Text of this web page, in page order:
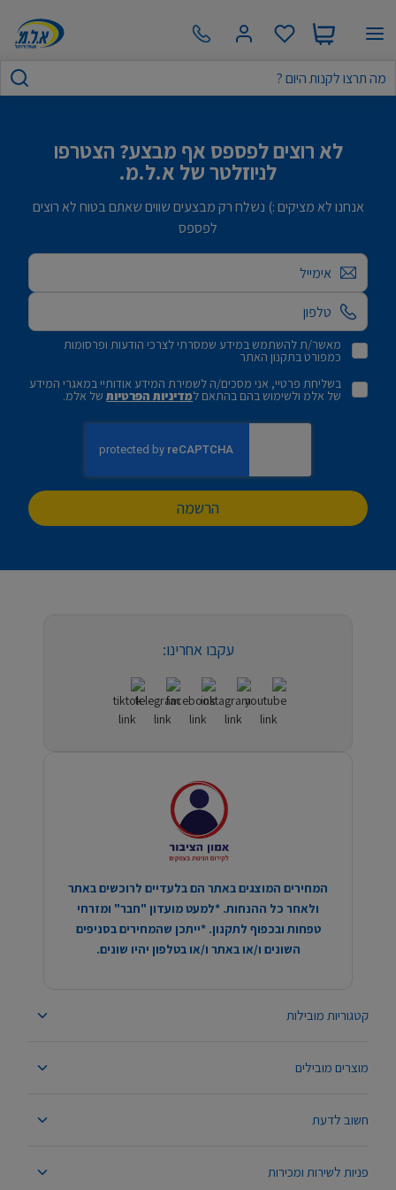
לא רוצים לפספס אף מבצע? הצטרפו
לניוזלטר של א.ל.מ.
אנחנו לא מציקים :) נשלח רק מבצעים שווים שאתם בטוח לא רוצים
לפספס
אימייל
מאשר/ת להשתמש במידע שמסרתי לצרכי הודעות ופרסומות
כמפורט בתקנון האתר
בשליחת פרטיי, אני מסכים/ה לשמירת המידע אודותיי במאגרי המידע
של אלמ ולשימוש בהם בהתאם למדיניות הפרטיותשל אלמ.
הרשמה
קטגוריות מובילות
מוצרים מובילים
חשוב לדעת
פניות לשירות ומכירות
עקבו אחרינו:
המחירים המוצגים באתר הם בלעדיים לרוכשים באתר
ולאחר כל ההנחות. *למעט מועדון "חבר" ומזרחי
טפחות ובכפוף לתקנון. *ייתכן שהמחירים בסניפים
השונים ו/או באתר ו/או בטלפון יהיו שונים.